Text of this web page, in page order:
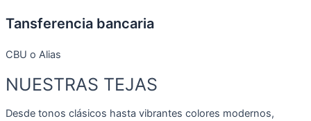
Tansferencia bancaria
CBU o Alias
NUESTRAS TEJAS
Desde tonos clásicos hasta vibrantes colores modernos,